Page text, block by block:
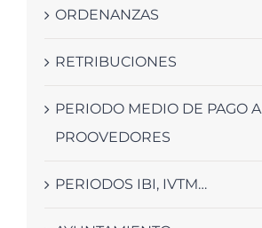
ORDENANZAS
RETRIBUCIONES
PERIODO MEDIO DE PAGO A
PROOVEDORES
PERIODOS IBI, IVTM…